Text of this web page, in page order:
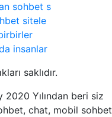
sohbet s
sitele
insanlar
saklıdır.
2020 Yılından beri siz
chat, mobil sohbet